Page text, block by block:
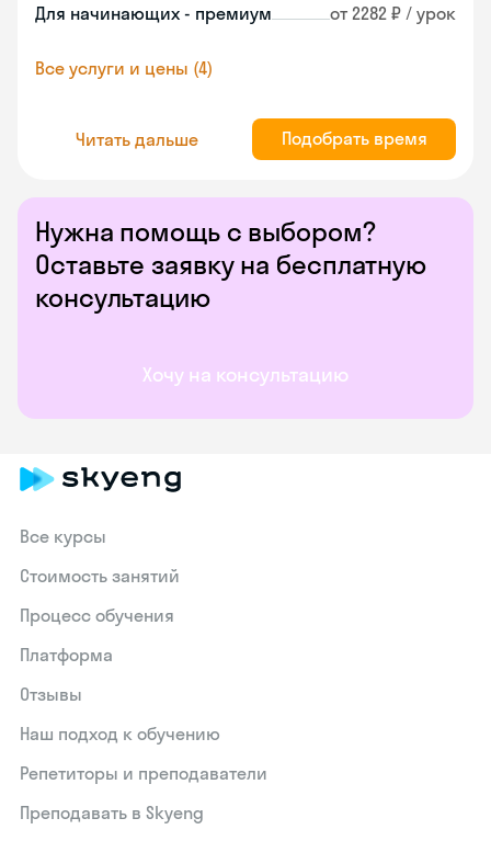
Нужна помощь с выбором?
Оставьте заявку на бесплатную
консультацию
Хочу на консультацию
Для начинающих - премиум от 2282 ₽ / урок
Все услуги и цены (4)
Читать дальше Подобрать время
Все курсы
Стоимость занятий
Процесс обучения
Платформа
Отзывы
Наш подход к обучению
Репетиторы и преподаватели
Преподавать в Skyeng